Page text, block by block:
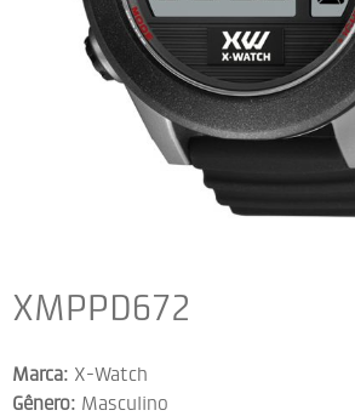
XMPPD672
Marca: X-Watch
Gênero: Masculino